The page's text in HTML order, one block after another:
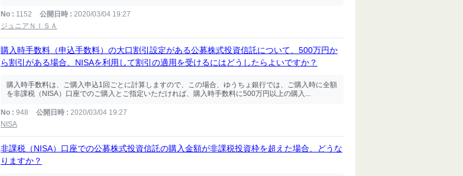
No 1152 公開日時
2020/03/04 19:27
ジュニアＮＩＳＡ
購入時手数料（申込手数料）の大口割引設定がある公募株式投資信託について、500万円か
ら割引がある場合、NISAを利用して割引の適用を受けるにはどうしたらよいですか？
購入時手数料は、ご購入申込1回ごとに計算しますので、この場合、ゆうちょ銀行では、ご購入時に全額
を非課税（NISA）口座でのご購入とご指定いただければ、購入時手数料に500万円以上の購入...
No 948 公開日時
2020/03/04 19:27
NISA
非課税（NISA）口座での公募株式投資信託の購入金額が非課税投資枠を超えた場合、どうな
りますか？